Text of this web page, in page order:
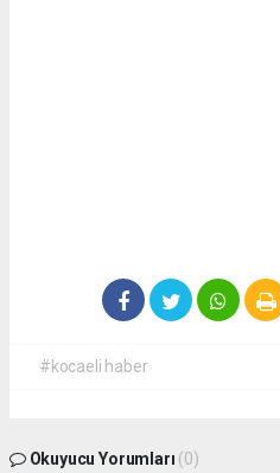
#kocaeli haber
Okuyucu Yorumları (0)